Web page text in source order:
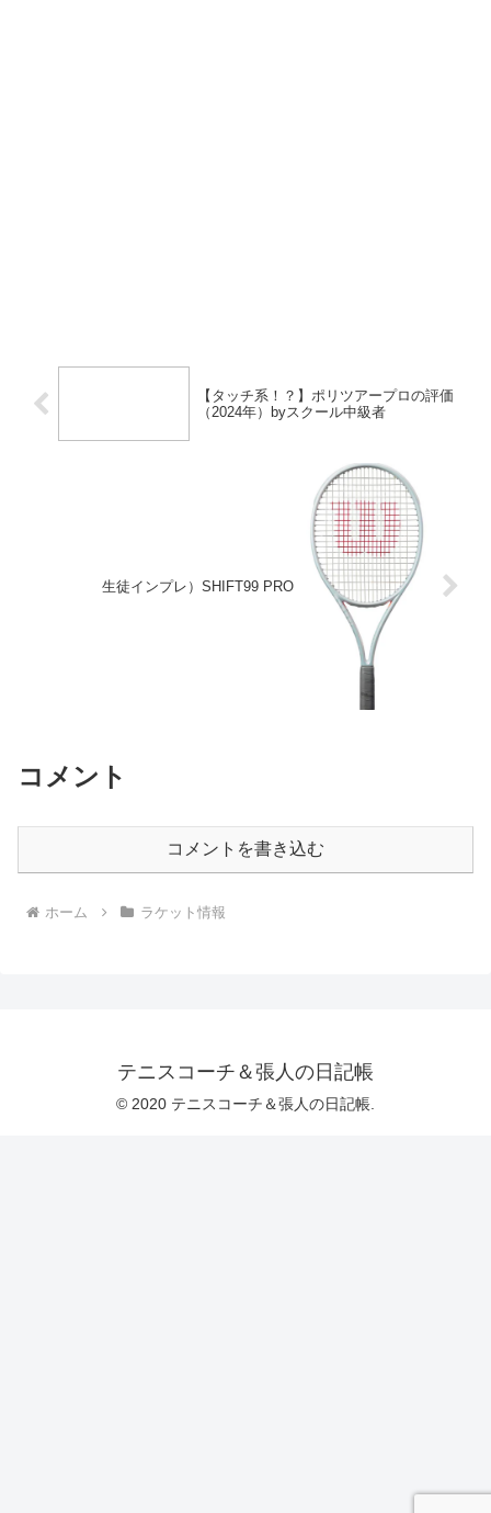
【タッチ系！？】ポリツアープロの評価
（2024年）byスクール中級者
生徒インプレ）SHIFT99 PRO
コメント
コメントを書き込む
ホーム ラケット情報
テニスコーチ＆張人の日記帳
© 2020 テニスコーチ＆張人の日記帳.